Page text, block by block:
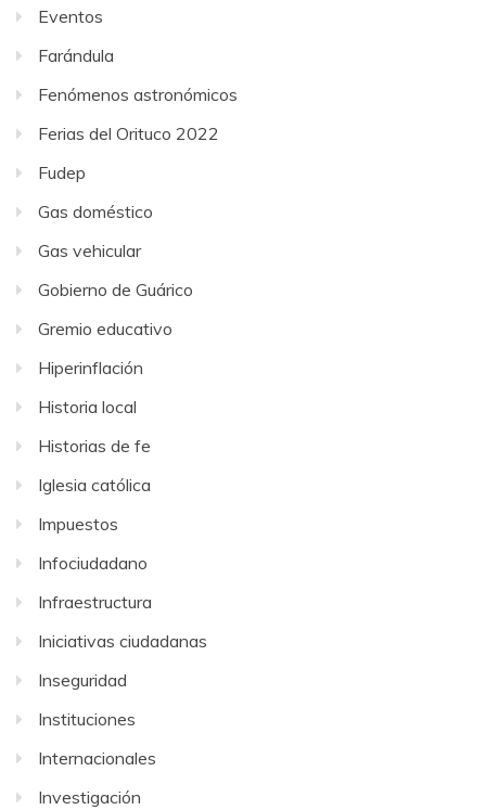
Eventos
Farándula
Fenómenos astronómicos
Ferias del Orituco 2022
Fudep
Gas doméstico
Gas vehicular
Gobierno de Guárico
Gremio educativo
Hiperinflación
Historia local
Historias de fe
Iglesia católica
Impuestos
Infociudadano
Infraestructura
Iniciativas ciudadanas
Inseguridad
Instituciones
Internacionales
Investigación